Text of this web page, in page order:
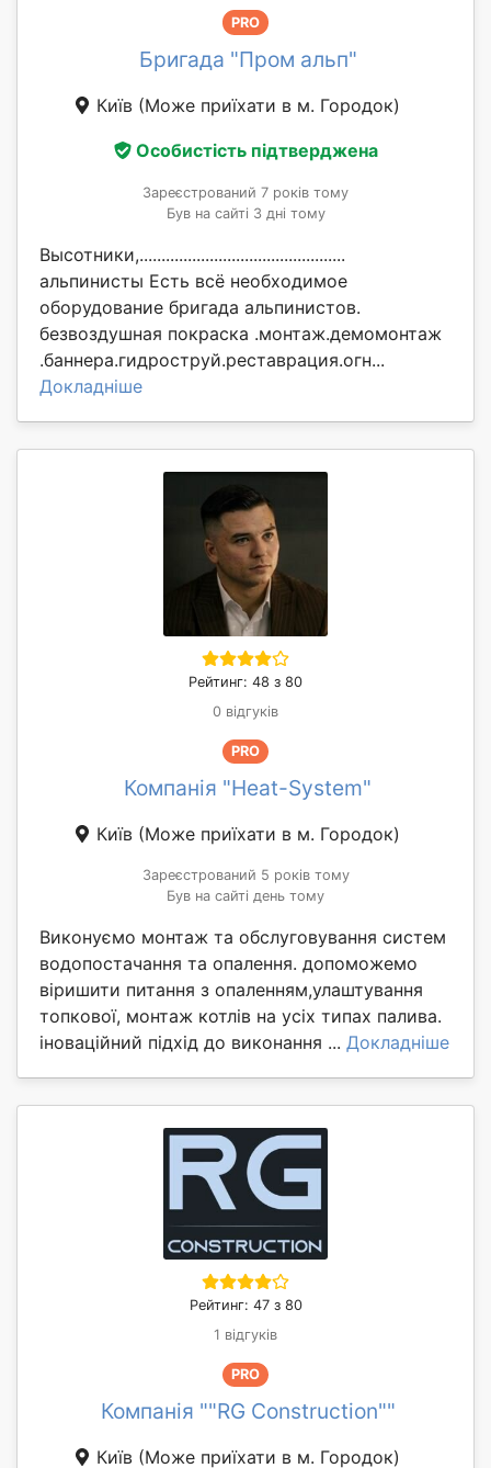
PRO
Бригада "Пром альп"
Київ (Може приїхати в м. Городок)
Особистість підтверджена
Зареєстрований 7 років тому
Був на сайті 3 дні тому
Высотники,...............................................
альпинисты Есть всё необходимое
оборудование бригада альпинистов.
безвоздушная покраска .монтаж.демомонтаж
.баннера.гидроструй.реставрация.огн...
Докладніше
Рейтинг: 48 з 80
0 відгуків
PRO
Компанія "Heat-System"
Київ (Може приїхати в м. Городок)
Зареєстрований 5 років тому
Був на сайті день тому
Виконуємо монтаж та обслуговування систем
водопостачання та опалення. допоможемо
віришити питання з опаленням,улаштування
топкової, монтаж котлів на усіх типах палива.
іноваційний підхід до виконання ... Докладніше
Рейтинг: 47 з 80
1 відгуків
PRO
Компанія ""RG Construction""
Київ (Може приїхати в м. Городок)